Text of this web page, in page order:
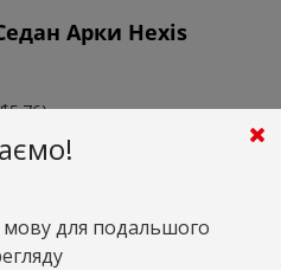
Арки Hexis
мову для подальшого